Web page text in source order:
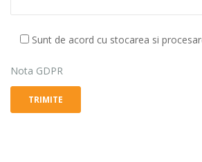
Sunt de acord cu stocarea si
Nota GDPR